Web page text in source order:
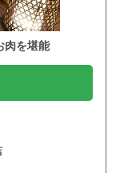
肉を堪能